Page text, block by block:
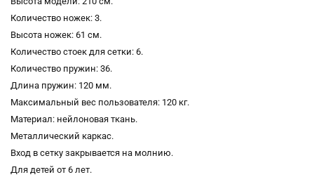
Количество ножек: 3.
Высота ножек: 61 см.
Количество стоек для сетки: 6.
Количество пружин: 36.
Длина пружин: 120 мм.
Максимальный вес пользователя: 120 кг.
Материал: нейлоновая ткань.
Металлический каркас.
Вход в сетку закрывается на молнию.
Для детей от 6 лет.